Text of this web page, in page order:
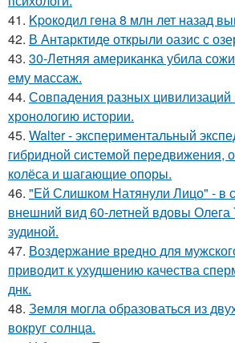
41. Kpoкoдил гeна 8 млн лет назад
42. В Антарктиде открыли оазис с
43. 30-Летняя американка убила
ему массаж.
44. Совпадения разных цивилизаций
хронологию истории.
45. Walter - экспериментальный
гибридной системой передвижения,
колёса и шагающие опоры.
46. "Ей Слишком Натянули Лицо" - в
внешний вид 60-летней вдовы
зудиной.
47. Воздержание вредно для
приводит к ухудшению качества
днк.
48. Земля могла образоваться из
вокруг солнца.